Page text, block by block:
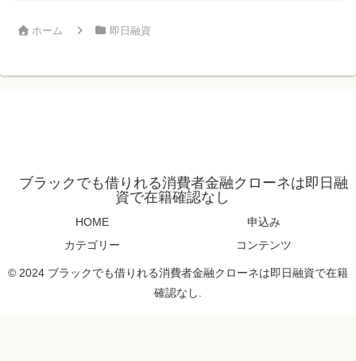
ホーム 即日融資
ブラックでも借りれる消費者金融クローネは即日融
資で在籍確認なし
HOME
申込み
カテゴリー
コンテンツ
© 2024 ブラックでも借りれる消費者金融クローネは即日融資で在籍
確認なし.